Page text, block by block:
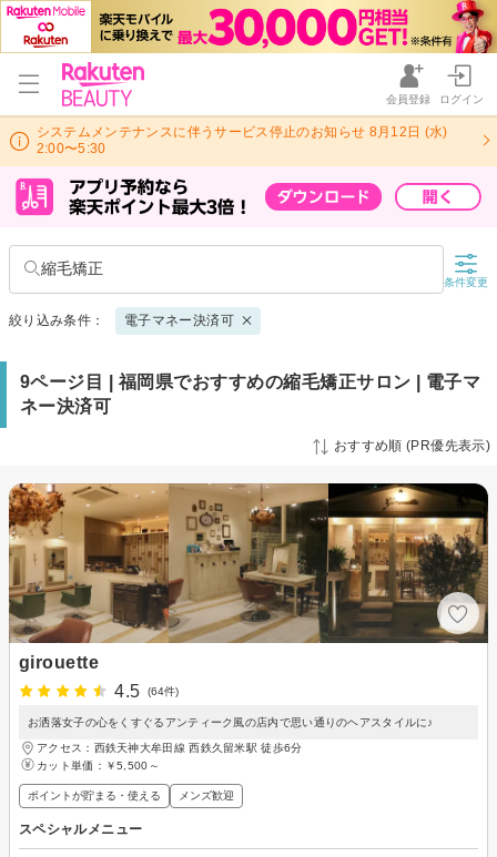
会員登録 ログイン
システムメンテナンスに伴うサービス停止のお知らせ 8月12日 (水)
2:00〜5:30
縮毛矯正
条件変更
絞り込み条件： 電子マネー決済可
9ページ目 | 福岡県でおすすめの縮毛矯正サロン | 電子マ
ネー決済可
おすすめ順 (PR優先表示)
girouette
4.5
(64件)
お洒落女子の心をくすぐるアンティーク風の店内で思い通りのヘアスタイルに♪
アクセス：西鉄天神大牟田線 西鉄久留米駅 徒歩6分
カット単価： ￥5,500～
ポイントが貯まる・使える メンズ歓迎
スペシャルメニュー